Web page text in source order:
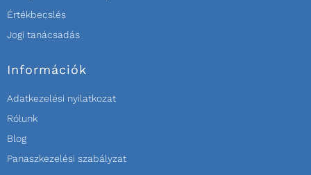
Értékbecslés
Jogi tanácsadás
Információk
Adatkezelési nyilatkozat
Rólunk
Blog
Panaszkezelési szabályzat